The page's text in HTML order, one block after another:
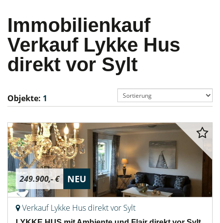
Immobilienkauf
Verkauf Lykke Hus
direkt vor Sylt
Objekte: 1
249.900,- € NEU
Verkauf Lykke Hus direkt vor Sylt